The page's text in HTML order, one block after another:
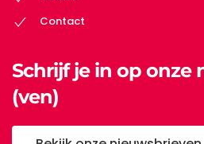
Contact
Schrijf je in op onze
(ven)